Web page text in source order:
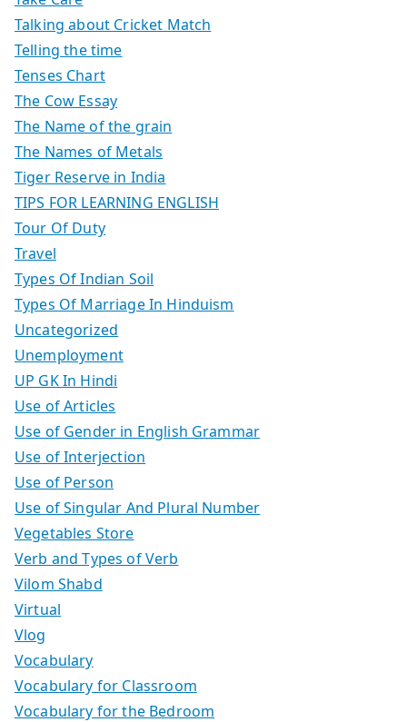
Talking about Cricket Match
Telling the time
Tenses Chart
The Cow Essay
The Name of the grain
The Names of Metals
Tiger Reserve in India
TIPS FOR LEARNING ENGLISH
Tour Of Duty
Travel
Types Of Indian Soil
Types Of Marriage In Hinduism
Uncategorized
Unemployment
UP GK In Hindi
Use of Articles
Use of Gender in English Grammar
Use of Interjection
Use of Person
Use of Singular And Plural Number
Vegetables Store
Verb and Types of Verb
Vilom Shabd
Virtual
Vlog
Vocabulary
Vocabulary for Classroom
Vocabulary for the Bedroom